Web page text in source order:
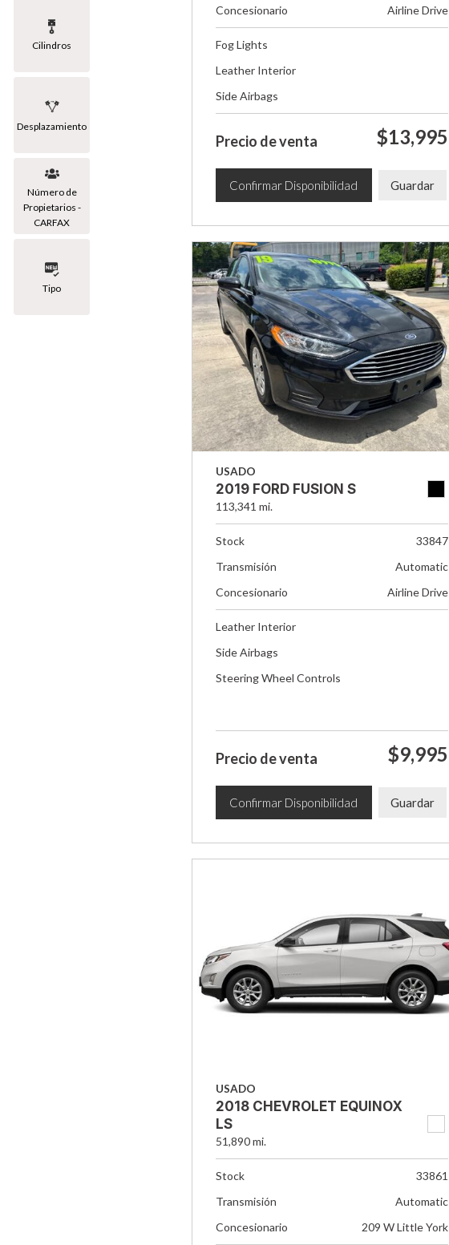
Cilindros
Desplazamiento
Número de
Propietarios -
CARFAX
Tipo
Concesionario
Airline Drive
Fog Lights
Leather Interior
Side Airbags
Precio de venta $13,995
Confirmar Disponibilidad Guardar
USADO
2019 FORD FUSION S
113,341 mi.
Stock
33847
Transmisión
Automatic
Concesionario
Airline Drive
Leather Interior
Side Airbags
Steering Wheel Controls
Precio de venta $9,995
Confirmar Disponibilidad Guardar
USADO
2018 CHEVROLET EQUINOX
LS
51,890 mi.
Stock
33861
Transmisión
Automatic
Concesionario
209 W Little York